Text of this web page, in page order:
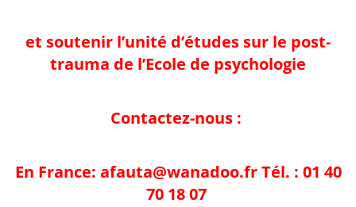
et soutenir l’unité d’études sur le post-
trauma de l’Ecole de psychologie
Contactez-nous :
En France: afauta@wanadoo.frTél. : 01 40
70 18 07